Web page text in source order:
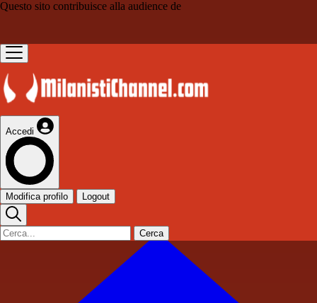
Questo sito contribuisce alla audience de
Accedi
Modifica profilo Logout
Cerca